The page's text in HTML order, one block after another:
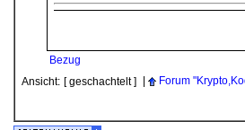
Bezug
Ansicht: [ geschachtelt ] Forum